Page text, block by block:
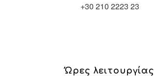
+30 210 2223 23
Ώρες λειτουργίας